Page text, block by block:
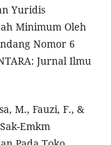
Yuridis
Minimum Oleh
Nomor 6
Jurnal Ilmu
M., Fauzi, F., &
Emkm